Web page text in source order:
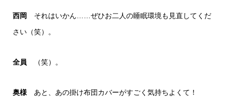
西岡 それはいかん……ぜひお二人の睡眠環境も見直してくだ
さい（笑）。
全員 （笑）。
奥様 あと、あの掛け布団カバーがすごく気持ちよくて！